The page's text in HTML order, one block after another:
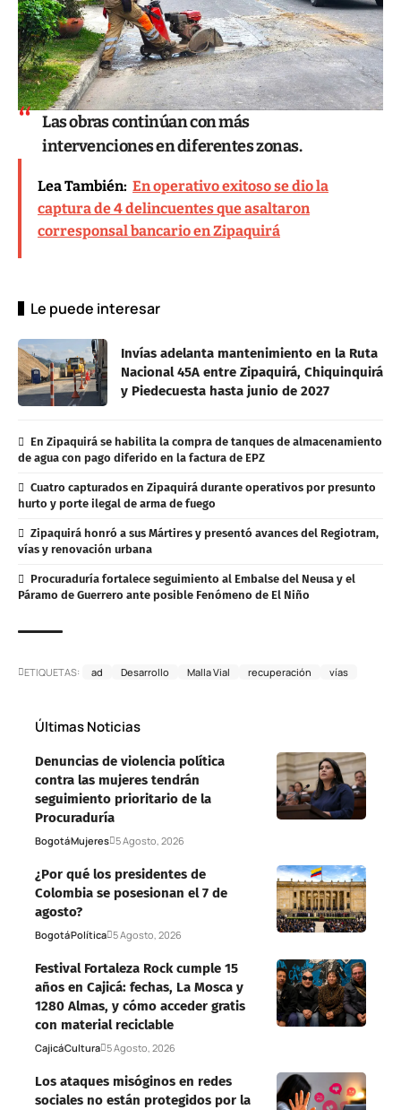
Las obras continúan con más
intervenciones en diferentes zonas.
Lea También: En operativo exitoso se dio la
captura de 4 delincuentes que asaltaron
corresponsal bancario en Zipaquirá
Le puede interesar
Invías adelanta mantenimiento en la Ruta
Nacional 45A entre Zipaquirá, Chiquinquirá
y Piedecuesta hasta junio de 2027
En Zipaquirá se habilita la compra de tanques de almacenamiento
de agua con pago diferido en la factura de EPZ
Cuatro capturados en Zipaquirá durante operativos por presunto
hurto y porte ilegal de arma de fuego
Zipaquirá honró a sus Mártires y presentó avances del Regiotram,
vías y renovación urbana
Procuraduría fortalece seguimiento al Embalse del Neusa y el
Páramo de Guerrero ante posible Fenómeno de El Niño
ETIQUETAS: ad Desarrollo Malla Vial recuperación vías
Últimas Noticias
Denuncias de violencia política
contra las mujeres tendrán
seguimiento prioritario de la
Procuraduría
BogotáMujeres 5 Agosto, 2026
¿Por qué los presidentes de
Colombia se posesionan el 7 de
agosto?
BogotáPolítica 5 Agosto, 2026
Festival Fortaleza Rock cumple 15
años en Cajicá: fechas, La Mosca y
1280 Almas, y cómo acceder gratis
con material reciclable
CajicáCultura 5 Agosto, 2026
Los ataques misóginos en redes
sociales no están protegidos por la